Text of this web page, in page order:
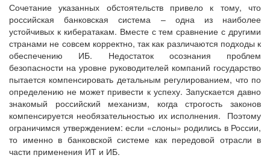
Сочетание указанных обстоятельств привело к тому, что
российская банковская система – одна из наиболее
устойчивых к кибератакам. Вместе с тем сравнение с другими
странами не совсем корректно, так как различаются подходы к
обеспечению ИБ. Недостаток осознания проблем
безопасности на уровне руководителей компаний государство
пытается компенсировать детальным регулированием, что по
определению не может привести к успеху. Запускается давно
знакомый российский механизм, когда строгость законов
компенсируется необязательностью их исполнения. Поэтому
ограничимся утверждением: если «слоны» родились в России,
то именно в банковской системе как передовой отрасли в
части применения ИТ и ИБ.